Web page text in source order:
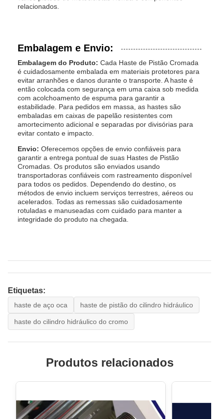
relacionados.
Embalagem e Envio:
Embalagem do Produto: Cada Haste de Pistão Cromada
é cuidadosamente embalada em materiais protetores para
evitar arranhões e danos durante o transporte. A haste é
então colocada com segurança em uma caixa sob medida
com acolchoamento de espuma para garantir a
estabilidade. Para pedidos em massa, as hastes são
embaladas em caixas de papelão resistentes com
amortecimento adicional e separadas por divisórias para
evitar contato e impacto.
Envio: Oferecemos opções de envio confiáveis para
garantir a entrega pontual de suas Hastes de Pistão
Cromadas. Os produtos são enviados usando
transportadoras confiáveis com rastreamento disponível
para todos os pedidos. Dependendo do destino, os
métodos de envio incluem serviços terrestres, aéreos ou
acelerados. Todas as remessas são cuidadosamente
rotuladas e manuseadas com cuidado para manter a
integridade do produto na chegada.
Etiquetas:
haste de aço oca haste de pistão do cilindro hidráulico
haste do cilindro hidráulico do cromo
Produtos relacionados